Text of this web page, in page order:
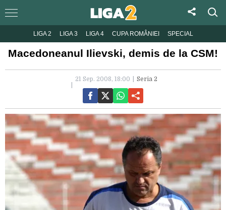
LIGA 2 LIGA 3 LIGA 4 CUPA ROMÂNIEI SPECIAL
Macedoneanul Ilievski, demis de la CSM!
21 Sep. 2008, 18:00 Seria 2